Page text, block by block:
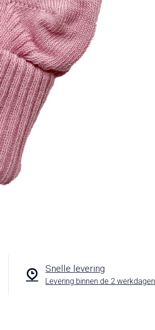
Snelle levering
Levering binnen de 2 werkdagen